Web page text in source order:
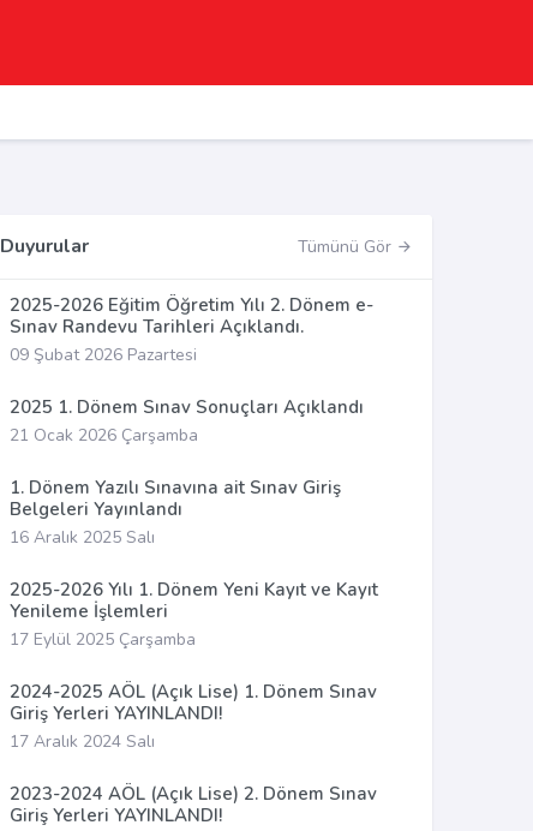
Duyurular Tümünü Gör
2025-2026 Eğitim Öğretim Yılı 2. Dönem e-
Sınav Randevu Tarihleri Açıklandı.
09 Şubat 2026 Pazartesi
2025 1. Dönem Sınav Sonuçları Açıklandı
21 Ocak 2026 Çarşamba
1. Dönem Yazılı Sınavına ait Sınav Giriş
Belgeleri Yayınlandı
16 Aralık 2025 Salı
2025-2026 Yılı 1. Dönem Yeni Kayıt ve Kayıt
Yenileme İşlemleri
17 Eylül 2025 Çarşamba
2024-2025 AÖL (Açık Lise) 1. Dönem Sınav
Giriş Yerleri YAYINLANDI!
17 Aralık 2024 Salı
2023-2024 AÖL (Açık Lise) 2. Dönem Sınav
Giriş Yerleri YAYINLANDI!